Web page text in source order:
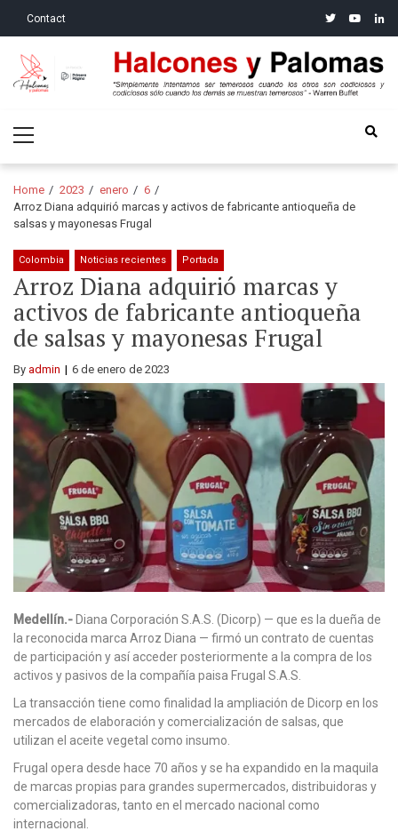
Contact twitteryoutube
Halcones y Palomas
Menu
Home 2023 enero
6
Arroz Diana adquirió marcas y activos de fabricante antioqueña de
salsas y mayonesas Frugal
Colombia Noticias recientes Portada
Arroz Diana adquirió marcas y
activos de fabricante antioqueña
de salsas y mayonesas Frugal
By admin 6 de enero de 2023
Medellín.- Diana Corporación S.A.S. (Dicorp) — que es la dueña de
la reconocida marca Arroz Diana — firmó un contrato de cuentas
de participación y así acceder posteriormente a la compra de los
activos y pasivos de la compañía paisa Frugal S.A.S.
La transacción tiene como finalidad la ampliación de Dicorp en los
mercados de elaboración y comercialización de salsas, que
utilizan el aceite vegetal como insumo.
Frugal opera desde hace 70 años y se ha expandido en la maquila
de marcas propias para grandes supermercados, distribuidoras y
comercializadoras, tanto en el mercado nacional como
internacional.